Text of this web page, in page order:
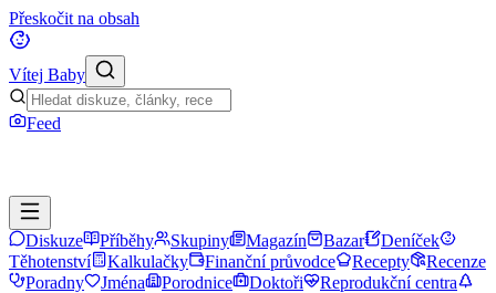
Přeskočit na obsah
Vítej Baby
Feed
Diskuze Příběhy Skupiny Magazín Bazar
Deníček
Těhotenství
Kalkulačky Finanční průvodce Recepty
Recenze
Poradny
Jména Porodnice Doktoři
Reprodukční centra